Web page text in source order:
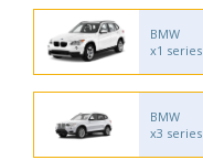
BMW
x1 series
BMW
x3 series